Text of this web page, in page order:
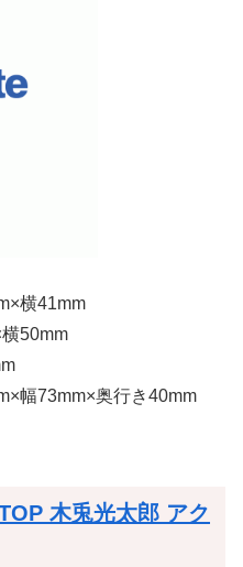
横41mm
50mm
幅73mm×奥行き40mm
木兎光太郎 アク